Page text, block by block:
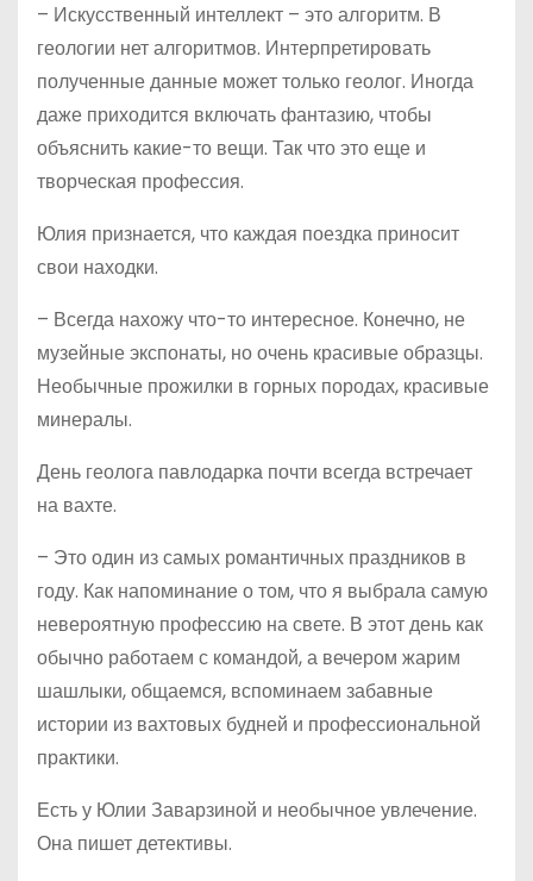
– Искусственный интеллект – это алгоритм. В
геологии нет алгоритмов. Интерпретировать
полученные данные может только геолог. Иногда
даже приходится включать фантазию, чтобы
объяснить какие-то вещи. Так что это еще и
творческая профессия.
Юлия признается, что каждая поездка приносит
свои находки.
– Всегда нахожу что-то интересное. Конечно, не
музейные экспонаты, но очень красивые образцы.
Необычные прожилки в горных породах, красивые
минералы.
День геолога павлодарка почти всегда встречает
на вахте.
– Это один из самых романтичных праздников в
году. Как напоминание о том, что я выбрала самую
невероятную профессию на свете. В этот день как
обычно работаем с командой, а вечером жарим
шашлыки, общаемся, вспоминаем забавные
истории из вахтовых будней и профессиональной
практики.
Есть у Юлии Заварзиной и необычное увлечение.
Она пишет детективы.